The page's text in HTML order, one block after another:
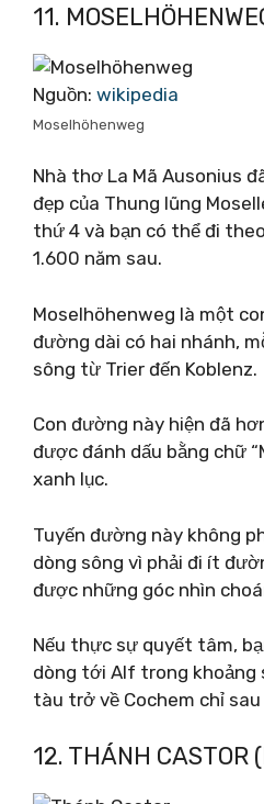
11.
Nguồn: wikipedia
Moselhöhenweg
Nhà thơ La Mã Ausonius
đẹp của Thung lũng
thứ 4 và bạn có thể đi
1.600 năm sau.
Moselhöhenweg là một
đường dài có hai nhánh,
sông từ Trier đến Koblenz.
Con đường này hiện đã
được đánh dấu bằng chữ
xanh lục.
Tuyến đường này không
dòng sông vì phải đi ít
được những góc nhìn
Nếu thực sự quyết tâm,
dòng tới Alf trong khoảng
tàu trở về Cochem chỉ sau
12. THÁNH CASTOR